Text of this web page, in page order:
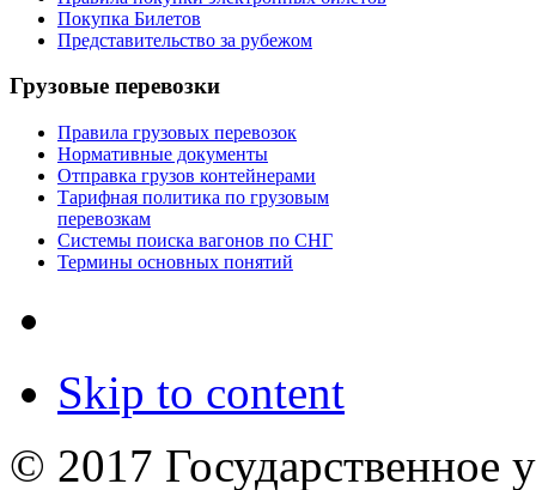
Покупка Билетов
Представительство за рубежом
Грузовые перевозки
Правила грузовых перевозок
Нормативные документы
Отправка грузов контейнерами
Тарифная политика по грузовым
перевозкам
Системы поиска вагонов по СНГ
Термины основных понятий
Skip to content
© 2017 Государственное